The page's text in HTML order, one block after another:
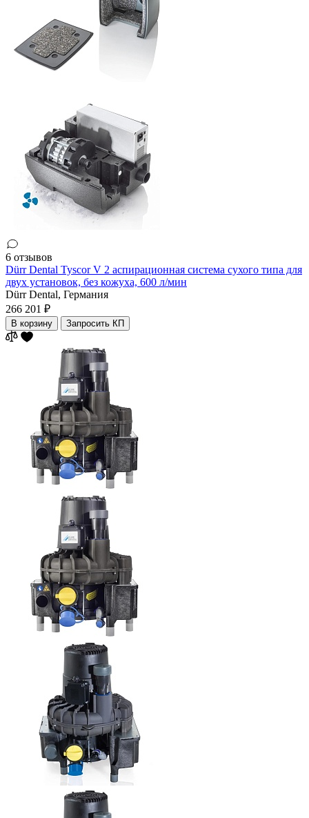
6 отзывов
Dürr Dental Tyscor V 2 аспирационная система сухого типа для
двух установок, без кожуха, 600 л/мин
Dürr Dental, Германия
266 201 ₽
В корзину Запросить КП